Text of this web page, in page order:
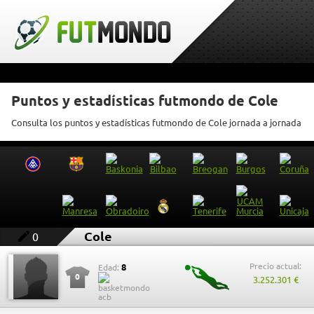
Puntos y estadísticas futmondo de Cole
Consulta los puntos y estadísticas futmondo de Cole jornada a jornada
0 Cole
0
Edad: 8 Precio actual:
3.252.301 €